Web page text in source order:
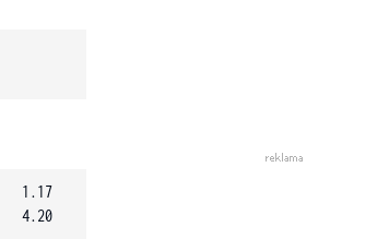
1.17
4.20